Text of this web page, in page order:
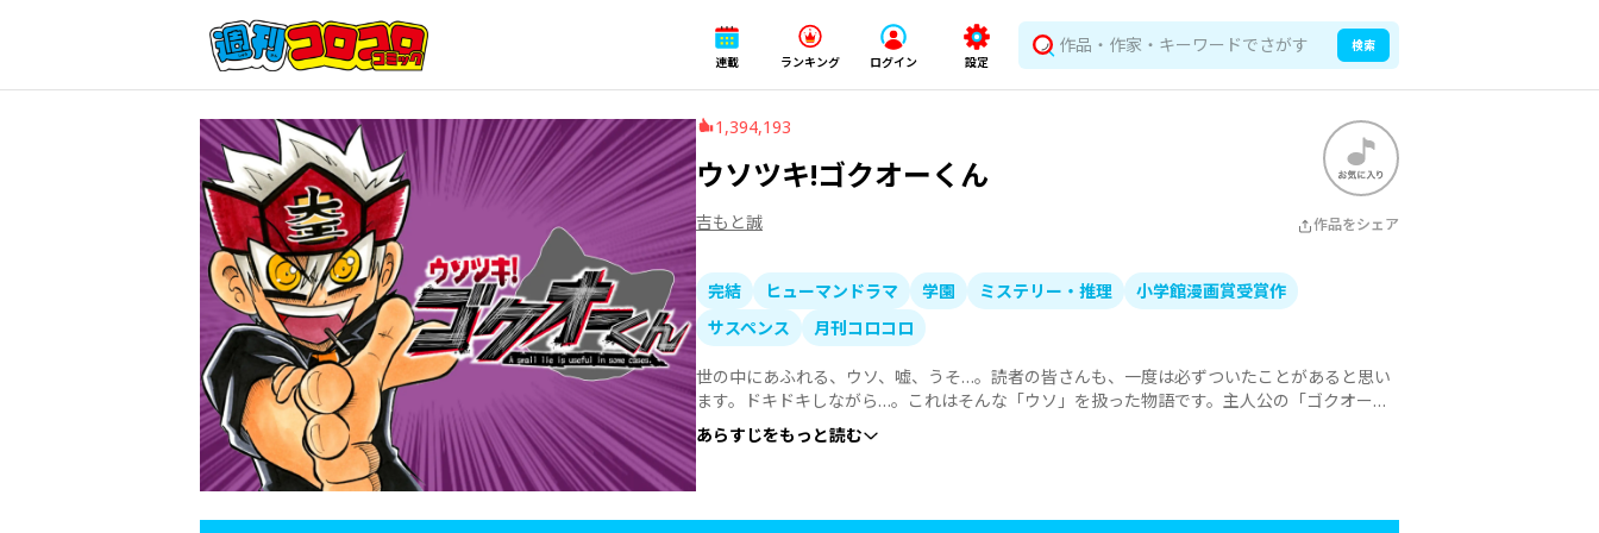
連載 ランキング ログイン 設定
検索
1,394,193
ウソツキ!ゴクオーくん
吉もと誠 作品をシェア
完結 ヒューマンドラマ 学園 ミステリー・推理
小学館漫画賞受賞作
サスペンス
月刊コロコロ
世の中にあふれる、ウソ、嘘、うそ…。読者の皆さんも、一度は必ずついたことがあると思い
ます。ドキドキしながら…。これはそんな「ウソ」を扱った物語です。主人公の「ゴクオーく
ん」は、ウソをつくのも、他人のウソをあばくのも好きな「ウソのスペシャリスト」！彼がペ
ットのネコカラスとともに、学校の中にあふれる「ウソ」をこれでもか！とあばいていきま
ています。「このまんが、ヤバい！面白い！」ウソじゃないですよ…！？誰もがおどろく「ゴ
あらすじをもっと読む